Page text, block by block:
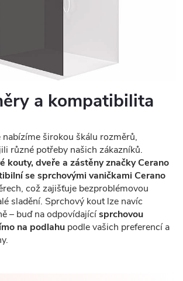
a kompatibilita
širokou škálu rozměrů,
různé potřeby našich zákazníků.
kouty, dveře a zástěny značky Cerano
se sprchovými vaničkami Cerano
což zajišťuje bezproblémovou
sladění. Sprchový kout lze navíc
– buď na odpovídajícísprchovou
na podlahu podle vašich preferencí a